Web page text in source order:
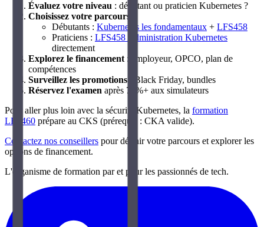
Évaluez votre niveau : débutant ou praticien Kubernetes ?
Choisissez votre parcours
Débutants : Kubernetes les fondamentaux + LFS458
Praticiens : LFS458 Administration Kubernetes
directement
Explorez le financement : employeur, OPCO, plan de
compétences
Surveillez les promotions : Black Friday, bundles
Réservez l'examen après 75%+ aux simulateurs
Pour aller plus loin avec la sécurité Kubernetes, la formation
LFS460 prépare au CKS (prérequis : CKA valide).
Contactez nos conseillers pour définir votre parcours et explorer les
options de financement.
L'organisme de formation par et pour les passionnés de tech.